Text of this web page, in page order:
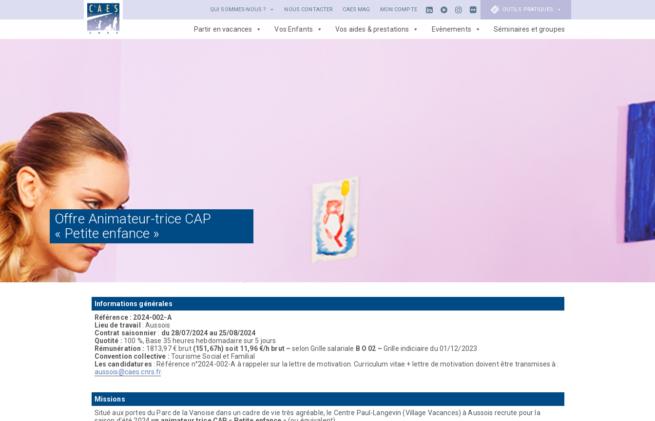
QUI SOMMES-NOUS ? NOUS CONTACTER CAES MAG MON COMPTE OUTILS PRATIQUES
Partir en vacances Vos Enfants Vos aides & prestations Evènements Séminaires et groupes
Offre Animateur-trice CAP
« Petite enfance »
Informations générales
Référence : 2024-002-A
Lieu de travail
: Aussois
Contrat saisonnier : du 28/07/2024 au 25/08/2024
Quotité : 100 %, Base 35 heures hebdomadaire sur 5 jours
Rémunération : 1813,97 € brut (151,67h) soit 11,96 €/h brut –selon Grille salariale B O 02 – Grille indiciaire du 01/12/2023
Convention collective : Tourisme Social et Familial
Les candidatures : Référence n°2024-002-A à rappeler sur la lettre de motivation. Curriculum vitae + lettre de motivation doivent être transmises à :
aussois@caes.cnrs.fr.
Missions
Situé aux portes du Parc de la Vanoise dans un cadre de vie très agréable, le Centre Paul-Langevin (Village Vacances) à Aussois recrute pour la